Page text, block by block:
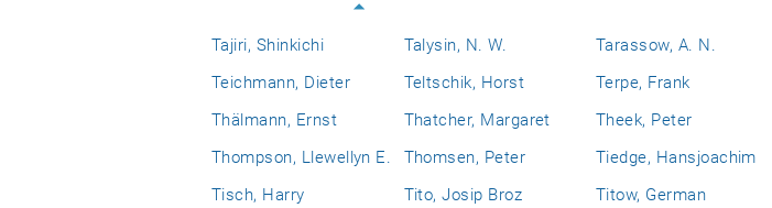
Tajiri, Shinkichi Talysin, N. W. Tarassow, A. N.
Teichmann, Dieter
Teltschik, Horst Terpe, Frank
Thälmann, Ernst
Thatcher, Margaret Theek, Peter
Thompson, Llewellyn E.
Thomsen, Peter Tiedge, Hansjoachim
Tisch, Harry
Tito, Josip Broz
Titow, German